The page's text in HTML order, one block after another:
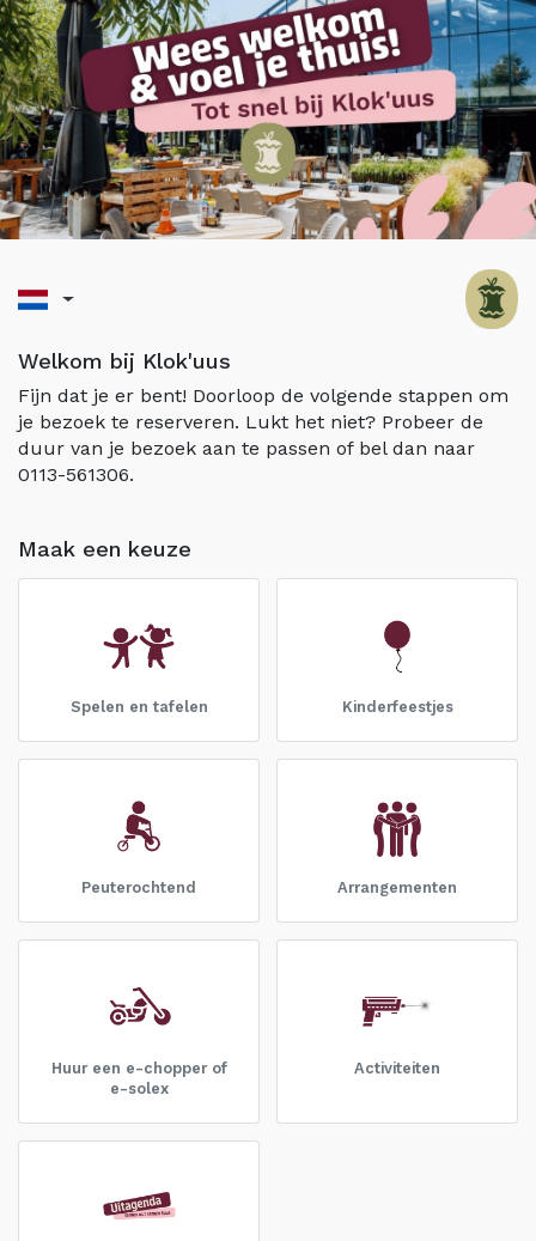
Welkom bij Klok'uus
Fijn dat je er bent! Doorloop de volgende stappen om
je bezoek te reserveren. Lukt het niet? Probeer de
duur van je bezoek aan te passen of bel dan naar
0113-561306.
Maak een keuze
Spelen en tafelen Kinderfeestjes
Peuterochtend Arrangementen
Huur een e-chopper of
e-solex
Activiteiten